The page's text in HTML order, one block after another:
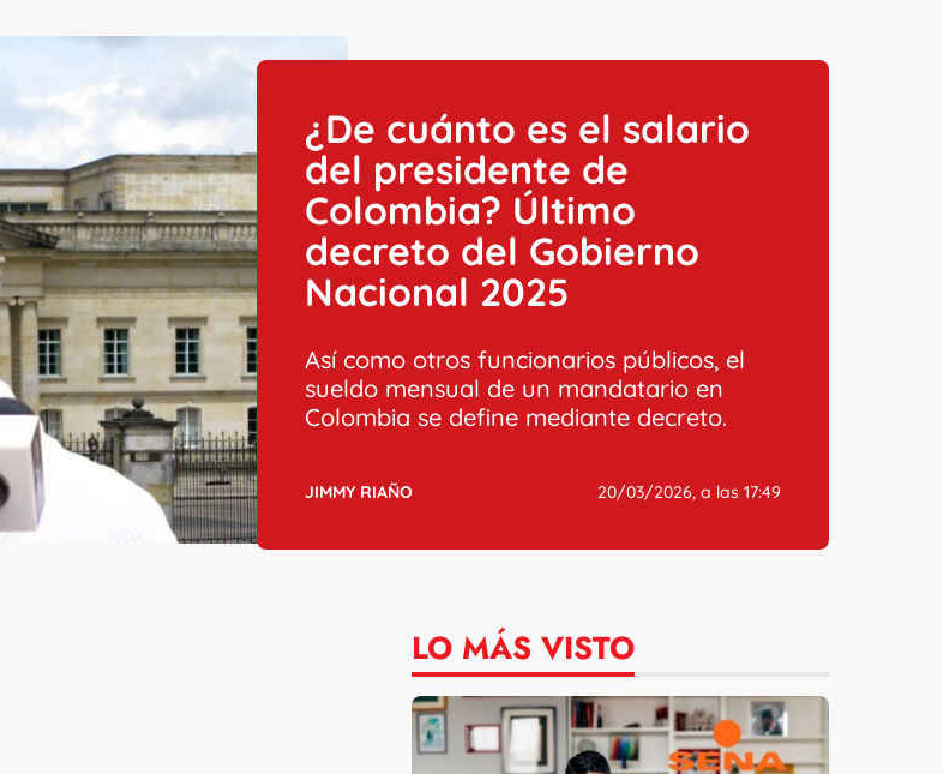
¿De cuánto es el salario
del presidente de
Colombia? Último
decreto del Gobierno
Nacional 2025
Así como otros funcionarios públicos, el
sueldo mensual de un mandatario en
Colombia se define mediante decreto.
JIMMY RIAÑO 20/03/2026, a las 17:49
LO MÁS VISTO